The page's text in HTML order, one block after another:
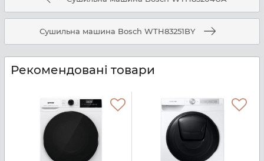
Сушильна машина Bosch WTH83251BY
Рекомендовані товари